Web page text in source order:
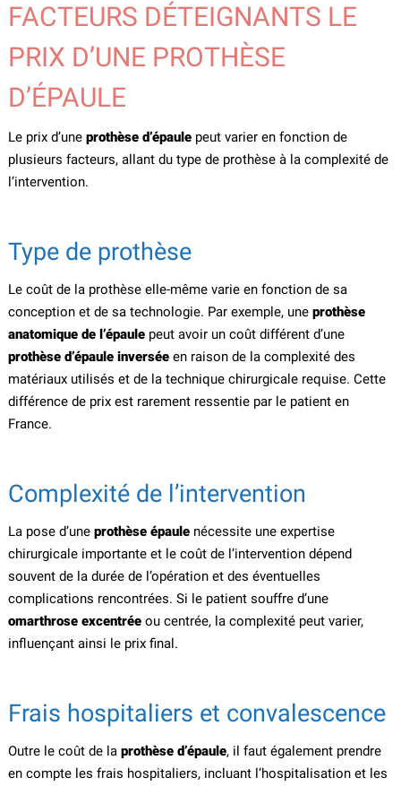
FACTEURS DÉTEIGNANTS LE
PRIX D’UNE PROTHÈSE
D’ÉPAULE
Le prix d’une prothèse d’épaulepeut varier en fonction de
plusieurs facteurs, allant du type de prothèse à la complexité de
l’intervention.
Type de prothèse
Le coût de la prothèse elle-même varie en fonction de sa
conception et de sa technologie. Par exemple, une prothèse
anatomique de l’épaulepeut avoir un coût différent d’une
prothèse d’épaule inverséeen raison de la complexité des
matériaux utilisés et de la technique chirurgicale requise. Cette
différence de prix est rarement ressentie par le patient en
France.
Complexité de l’intervention
La pose d’une prothèse épaulenécessite une expertise
chirurgicale importante et le coût de l’intervention dépend
souvent de la durée de l’opération et des éventuelles
complications rencontrées. Si le patient souffre d’une
omarthrose excentréeou centrée, la complexité peut varier,
influençant ainsi le prix final.
Frais hospitaliers et convalescence
Outre le coût de la prothèse d’épaule, il faut également prendre
en compte les frais hospitaliers, incluant l’hospitalisation et les